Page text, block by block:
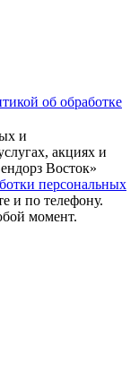
об обработке
и
акциях и
Восток»
персональных
и по телефону.
момент.